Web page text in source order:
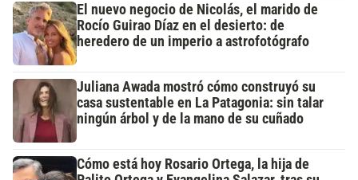
El nuevo negocio de Nicolás, el marido de
Rocío Guirao Díaz en el desierto: de
heredero de un imperio a astrofotógrafo
Juliana Awada mostró cómo construyó su
casa sustentable en La Patagonia: sin talar
ningún árbol y de la mano de su cuñado
Cómo está hoy Rosario Ortega, la hija de